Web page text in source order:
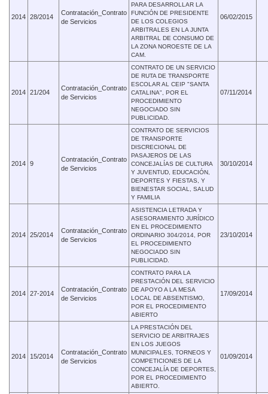
2014 28/2014
Contratación_Contrato
de Servicios
PARA DESARROLLAR LA
FUNCIÓN DE PRESIDENTE
DE LOS COLEGIOS
ARBITRALES EN LA JUNTA
ARBITRAL DE CONSUMO DE
LA ZONA NOROESTE DE LA
CAM.
06/02/2015
2014 21/204
Contratación_Contrato
de Servicios
CONTRATO DE UN SERVICIO
DE RUTA DE TRANSPORTE
ESCOLAR AL CEIP "SANTA
CATALINA", POR EL
PROCEDIMIENTO
NEGOCIADO SIN
PUBLICIDAD.
07/11/2014
2014 9
Contratación_Contrato
de Servicios
CONTRATO DE SERVICIOS
DE TRANSPORTE
DISCRECIONAL DE
PASAJEROS DE LAS
CONCEJALÍAS DE CULTURA
Y JUVENTUD, EDUCACIÓN,
DEPORTES Y FIESTAS, Y
BIENESTAR SOCIAL, SALUD
Y FAMILIA
30/10/2014
2014 25/2014
Contratación_Contrato
de Servicios
ASISTENCIA LETRADA Y
ASESORAMIENTO JURÍDICO
EN EL PROCEDIMIENTO
ORDINARIO 304/2014, POR
EL PROCEDIMIENTO
NEGOCIADO SIN
PUBLICIDAD.
23/10/2014
2014 27-2014
Contratación_Contrato
de Servicios
CONTRATO PARA LA
PRESTACIÓN DEL SERVICIO
DE APOYO A LA MESA
LOCAL DE ABSENTISMO,
POR EL PROCEDIMIENTO
ABIERTO
17/09/2014
2014 15/2014
Contratación_Contrato
de Servicios
LA PRESTACIÓN DEL
SERVICIO DE ARBITRAJES
EN LOS JUEGOS
MUNICIPALES, TORNEOS Y
COMPETICIONES DE LA
CONCEJALÍA DE DEPORTES,
POR EL PROCEDIMIENTO
ABIERTO.
01/09/2014